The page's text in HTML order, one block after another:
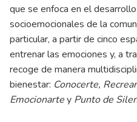
que se enfoca en el
socioemocionales de la
particular, a partir de cinco
entrenar las emociones y, a
recoge de manera
bienestar: Conocerte,
Emocionartey Punto de